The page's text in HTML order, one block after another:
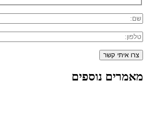
מאמרים נוספים